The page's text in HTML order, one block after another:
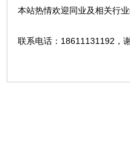
本站热情欢迎同业及相关行
联系电话：18611131192，